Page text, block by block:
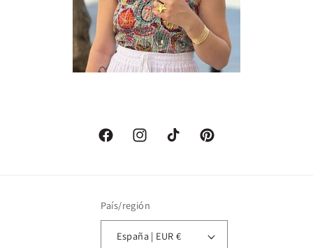
FacebookInstagramTikTok Pinterest
País/región
España | EUR €